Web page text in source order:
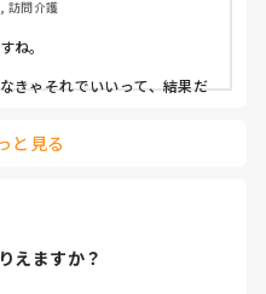
訪問介護
ね。
きゃそれでいいって、結果だ
すけど、お風呂の時に顔にカ
て。スプーンでぬぐったりそ
酷いスタッフとか思いなが
と見る
えますか？